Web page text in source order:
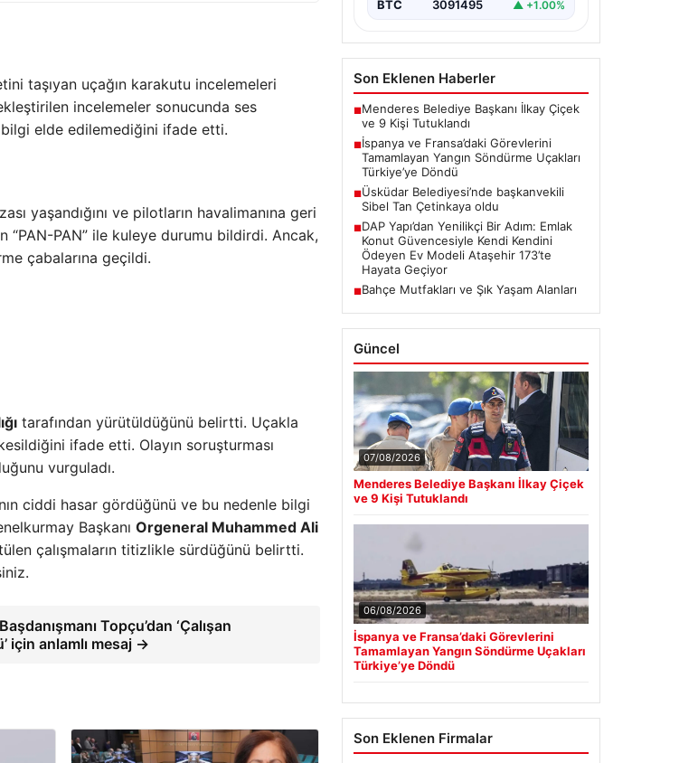
taşıyan uçağın karakutu incelemeleri
incelemeler sonucunda ses
bilgi elde edilemediğini ifade etti.
yaşandığını ve pilotların havalimanına geri
“PAN-PAN” ile kuleye durumu bildirdi. Ancak,
çabalarına geçildi.
tarafından yürütüldüğünü belirtti. Uçakla
ifade etti. Olayın soruşturması
vurguladı.
ciddi hasar gördüğünü ve bu nedenle bilgi
Başkanı Orgeneral Muhammed Ali
çalışmaların titizlikle sürdüğünü belirtti.
Topçu’dan ‘Çalışan
için anlamlı mesaj →
BTC 3091495 ▲ +1.00%
Son Eklenen Haberler
■Menderes Belediye Başkanı İlkay Çiçek
ve 9 Kişi Tutuklandı
■İspanya ve Fransa’daki Görevlerini
Tamamlayan Yangın Söndürme Uçakları
Türkiye’ye Döndü
■Üsküdar Belediyesi’nde başkanvekili
Sibel Tan Çetinkaya oldu
■DAP Yapı’dan Yenilikçi Bir Adım: Emlak
Konut Güvencesiyle Kendi Kendini
Ödeyen Ev Modeli Ataşehir 173’te
Hayata Geçiyor
■Bahçe Mutfakları ve Şık Yaşam Alanları
Güncel
07/08/2026
Menderes Belediye Başkanı İlkay Çiçek
ve 9 Kişi Tutuklandı
06/08/2026
İspanya ve Fransa’daki Görevlerini
Tamamlayan Yangın Söndürme Uçakları
Türkiye’ye Döndü
Son Eklenen Firmalar